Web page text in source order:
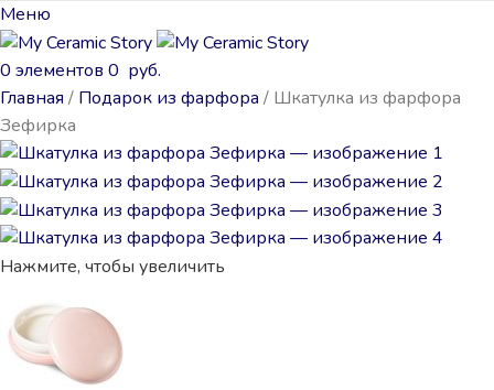
Меню
0 элементов 0 руб.
Главная
Подарок из фарфора
Шкатулка из фарфора
Зефирка
Нажмите, чтобы увеличить